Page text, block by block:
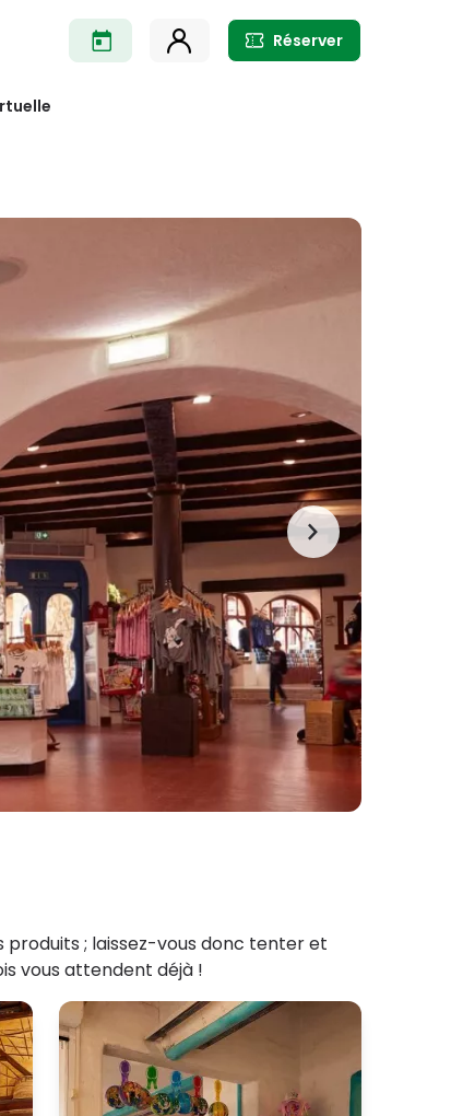
Réserver
produits ; laissez-vous donc tenter et
vous attendent déjà !